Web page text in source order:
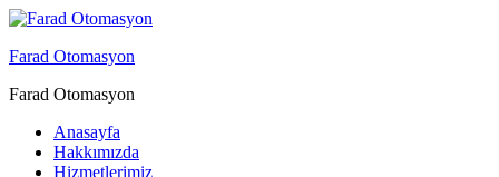
Menu
Farad Otomasyon
Farad Otomasyon
Anasayfa
Hakkımızda
Hizmetlerimiz